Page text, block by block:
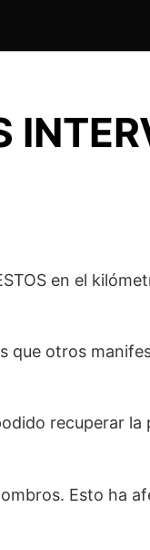
en el
que otros
recuperar
Esto ha